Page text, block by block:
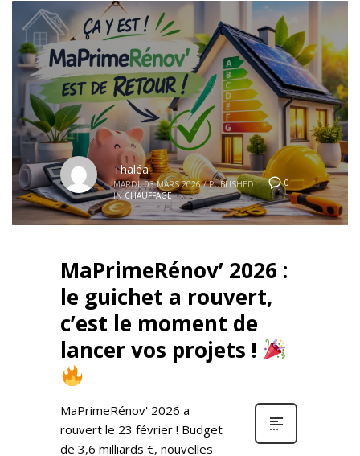
0
Thaléa
MARDI, 03 MARS 2026 / PUBLISHED
IN CHAUFFAGE
MaPrimeRénov’ 2026 :
le guichet a rouvert,
c’est le moment de
lancer vos projets !
MaPrimeRénov' 2026 a
rouvert le 23 février ! Budget
de 3,6 milliards €, nouvelles